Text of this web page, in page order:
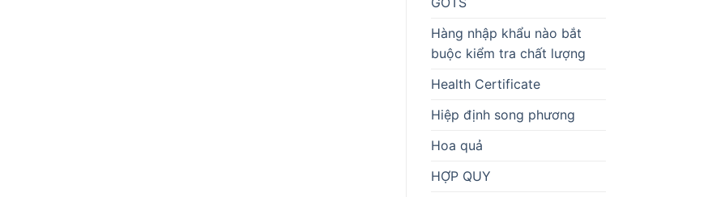
Hàng nhập khẩu nào bắt
buộc kiểm tra chất lượng
Health Certificate
Hiệp định song phương
Hoa quả
HỢP QUY